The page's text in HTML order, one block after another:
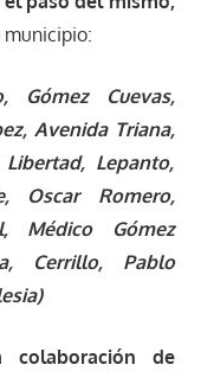
Gómez Cuevas,
Avenida Triana,
Lepanto,
Oscar Romero,
Médico Gómez
Cerrillo, Pablo
colaboración de